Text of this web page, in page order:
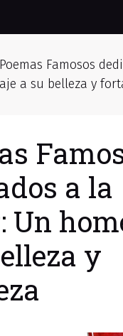
Poemas Famosos
a su belleza y
a la
Un
y